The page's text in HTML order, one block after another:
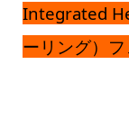
Integrated
ーリング）